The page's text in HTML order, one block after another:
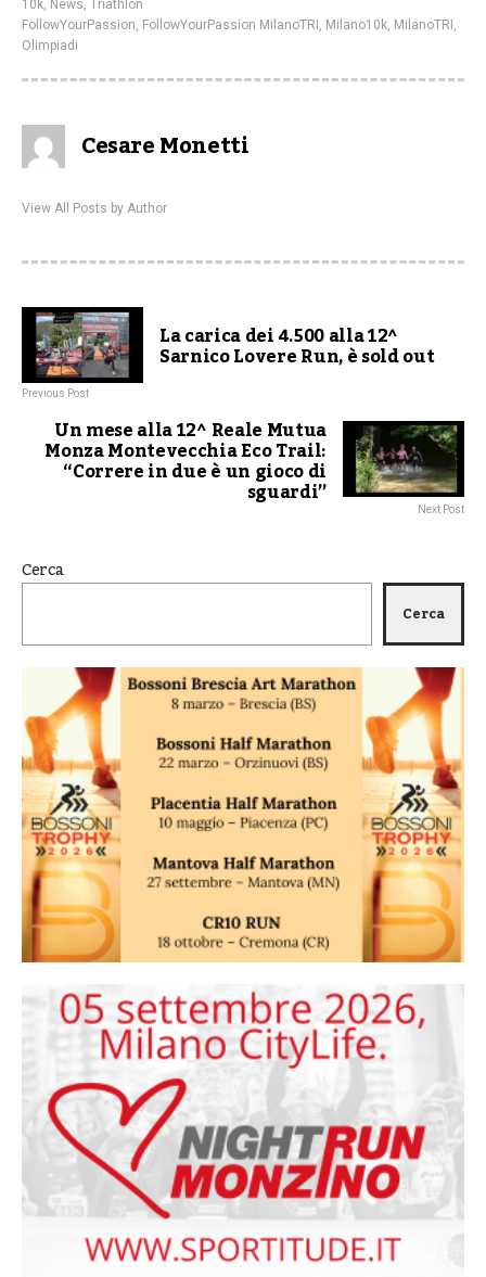
10k News
Triathlon
FollowYourPassion FollowYourPassion MilanoTRI Milano10k MilanoTRI
Olimpiadi
Cesare Monetti
View All Posts by Author
La carica dei 4.500 alla 12^
Sarnico Lovere Run, è sold out
Previous Post
Un mese alla 12^ Reale Mutua
Monza Montevecchia Eco Trail:
“Correre in due è un gioco di
sguardi” Next Post
Cerca
Cerca